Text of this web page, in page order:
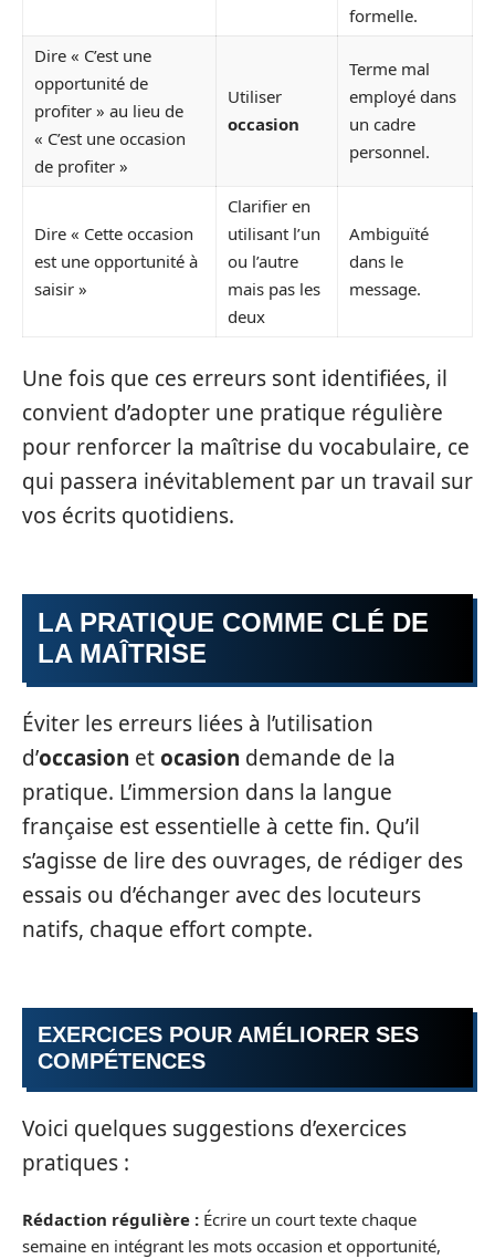
formelle.
Dire « C’est une
opportunité de
profiter » au lieu de
« C’est une occasion
de profiter »
Utiliser
occasion
Terme mal
employé dans
un cadre
personnel.
Dire « Cette occasion
est une opportunité à
saisir »
Clarifier en
utilisant l’un
ou l’autre
mais pas les
deux
Ambiguïté
dans le
message.
Une fois que ces erreurs sont identifiées, il
convient d’adopter une pratique régulière
pour renforcer la maîtrise du vocabulaire, ce
qui passera inévitablement par un travail sur
vos écrits quotidiens.
LA PRATIQUE COMME CLÉ DE
LA MAÎTRISE
Éviter les erreurs liées à l’utilisation
d’occasion etocasion demande de la
pratique. L’immersion dans la langue
française est essentielle à cette fin. Qu’il
s’agisse de lire des ouvrages, de rédiger des
essais ou d’échanger avec des locuteurs
natifs, chaque effort compte.
EXERCICES POUR AMÉLIORER SES
COMPÉTENCES
Voici quelques suggestions d’exercices
pratiques :
Rédaction régulière : Écrire un court texte chaque
semaine en intégrant les mots occasion et opportunité,